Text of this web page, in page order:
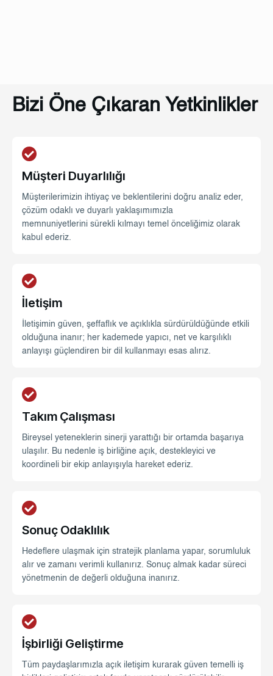
Bizi Öne Çıkaran Yetkinlikler
Müşteri Duyarlılığı
Müşterilerimizin ihtiyaç ve beklentilerini doğru analiz eder,
çözüm odaklı ve duyarlı yaklaşımımızla
memnuniyetlerini sürekli kılmayı temel önceliğimiz olarak
kabul ederiz.
İletişim
İletişimin güven, şeffaflık ve açıklıkla sürdürüldüğünde etkili
olduğuna inanır; her kademede yapıcı, net ve karşılıklı
anlayışı güçlendiren bir dil kullanmayı esas alırız.
Takım Çalışması
Bireysel yeteneklerin sinerji yarattığı bir ortamda başarıya
ulaşılır. Bu nedenle iş birliğine açık, destekleyici ve
koordineli bir ekip anlayışıyla hareket ederiz.
Sonuç Odaklılık
Hedeflere ulaşmak için stratejik planlama yapar, sorumluluk
alır ve zamanı verimli kullanırız. Sonuç almak kadar süreci
yönetmenin de değerli olduğuna inanırız.
İşbirliği Geliştirme
Tüm paydaşlarımızla açık iletişim kurarak güven temelli iş